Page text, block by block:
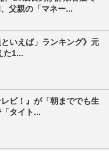
父親の「マネー...
いえば」ランキング》元
た1...
ビ！』が「朝まででも生
タイト...